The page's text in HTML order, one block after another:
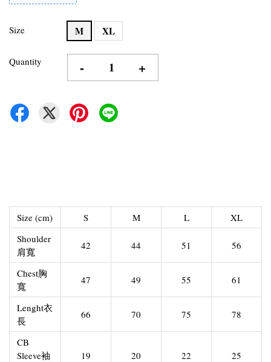
Size M XL
Quantity - +
Size (cm) S M L
XL
Shoulder
肩寬
42 44 51 56
Chest胸
寬
47 49 55 61
Lenght衣
長
66 70 75 78
CB
Sleeve袖
19 20 22 25